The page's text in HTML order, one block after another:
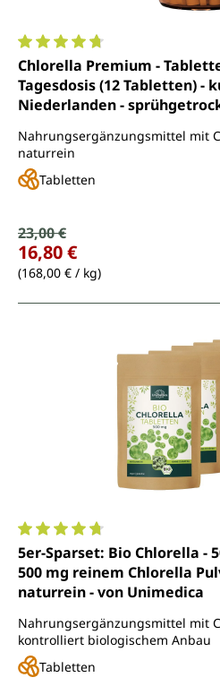
Durchschnittliche Bewertung
Chlorella Premium -
Tagesdosis (12 Tabletten) -
Niederlanden -
Nahrungsergänzungsmittel mit
naturrein
Tabletten
Verkaufspreis:
Regulärer Preis:
23,00 €
16,80 €
(168,00 € / kg)
Durchschnittliche Bewertung
5er-Sparset: Bio Chlorella -
500 mg reinem Chlorella Pulver -
naturrein - von Unimedica
Nahrungsergänzungsmittel mit
kontrolliert biologischem Anbau
Tabletten